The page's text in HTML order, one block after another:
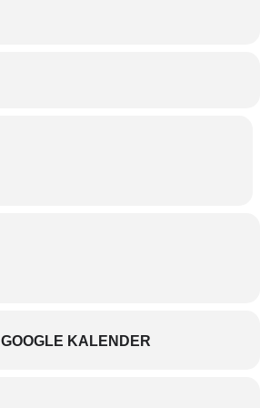
GOOGLE KALENDER